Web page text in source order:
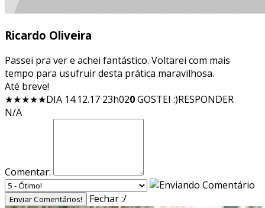
Ricardo Oliveira
Passei pra ver e achei fantástico. Voltarei com mais
tempo para usufruir desta prática maravilhosa.
Até breve!
★★★★★DIA 14.12.17 23h020GOSTEI :)RESPONDER
N/A
Comentar:
Enviar Comentários! Fechar :/